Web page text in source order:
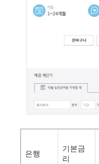
은행
기본금
리